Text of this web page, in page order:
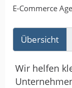
E-Commerce
Übersicht
Wir helfen